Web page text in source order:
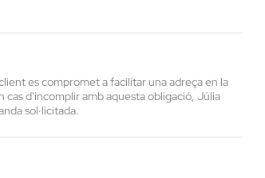
es compromet a facilitar una adreça en la
d'incomplir amb aquesta obligació, Júlia
sol·licitada.